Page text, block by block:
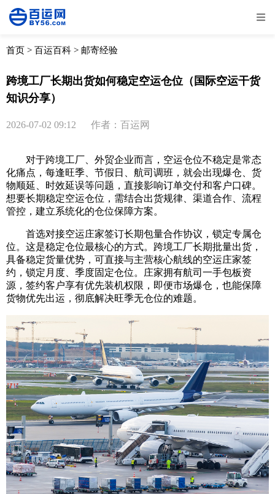
全部 物流资讯
首页 > 百运百科 > 邮寄经验
跨境工厂长期出货如何稳定空运仓位（国际空运干货
知识分享）
2026-07-02 09:12 作者：百运网
对于跨境工厂、外贸企业而言，空运仓位不稳定是常态
化痛点，每逢旺季、节假日、航司调班，就会出现爆仓、货
物顺延、时效延误等问题，直接影响订单交付和客户口碑。
想要长期稳定空运仓位，需结合出货规律、渠道合作、流程
管控，建立系统化的仓位保障方案。
首选对接空运庄家签订长期包量合作协议，锁定专属仓
位。这是稳定仓位最核心的方式。跨境工厂长期批量出货，
具备稳定货量优势，可直接与主营核心航线的空运庄家签
约，锁定月度、季度固定仓位。庄家拥有航司一手包板资
源，签约客户享有优先装机权限，即便市场爆仓，也能保障
货物优先出运，彻底解决旺季无仓位的难题。